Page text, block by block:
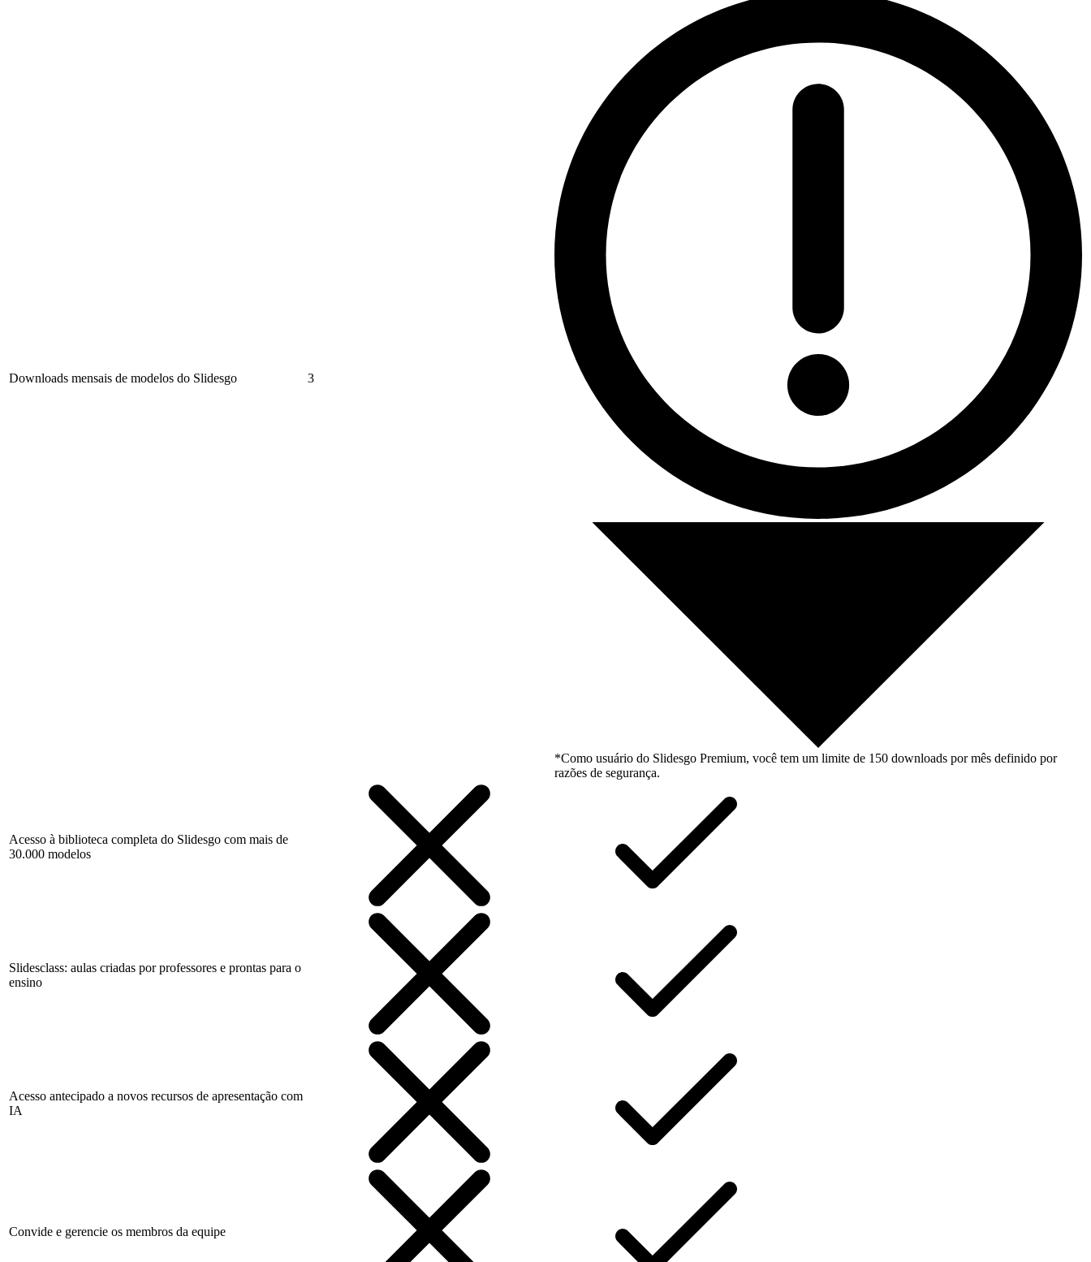
Downloads mensais de modelos do Slidesgo 3
*Como usuário do Slidesgo Premium, você tem um limite de 150 downloads por mês definido por
razões de segurança.
Acesso à biblioteca completa do Slidesgo com mais de
30.000 modelos
Slidesclass: aulas criadas por professores e prontas para o
ensino
Acesso antecipado a novos recursos de apresentação com
IA
Convide e gerencie os membros da equipe